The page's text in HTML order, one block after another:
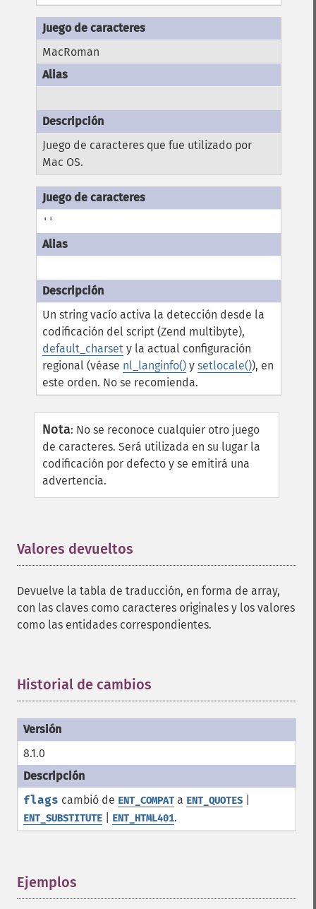
MacRoman
Juego de caracteres que fue utilizado por
Mac OS.
''
Un string vacío activa la detección desde la
codificación del script (Zend multibyte),
default_charset y la actual configuración
regional (véase nl_langinfo() ysetlocale()), en
este orden. No se recomienda.
Nota: No se reconoce cualquier otro juego
de caracteres. Será utilizada en su lugar la
codificación por defecto y se emitirá una
advertencia.
Valores devueltos
Devuelve la tabla de traducción, en forma de array,
con las claves como caracteres originales y los valores
como las entidades correspondientes.
Historial de cambios
8.1.0
flags cambió de ENT_COMPAT a ENT_QUOTES
ENT_SUBSTITUTE ENT_HTML401.
Ejemplos